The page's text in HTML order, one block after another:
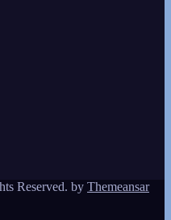
Reserved. by Themeansar